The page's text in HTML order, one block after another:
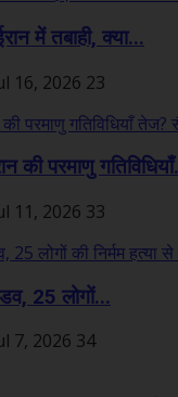
में तबाही, क्या...
16, 2026 23
की परमाणु
11, 2026 33
25 लोगों...
7, 2026 34